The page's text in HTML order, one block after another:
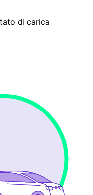
di carica